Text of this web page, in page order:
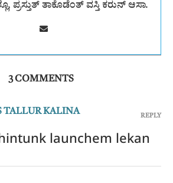
ತಾಕೊಡೆಂತ್ ವಸ್ತಿ ಕರುನ್ ಆಸಾ.
3 COMMENTS
TALLUR KALINA
launchem lekan
REPLY